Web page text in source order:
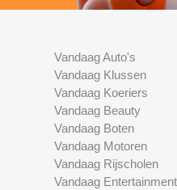
Vandaag Auto's
Vandaag Klussen
Vandaag Koeriers
Vandaag Beauty
Vandaag Boten
Vandaag Motoren
Vandaag Rijscholen
Vandaag Entertainment